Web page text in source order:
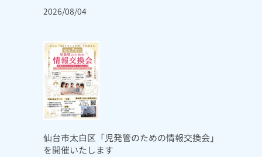
2026/08/04
仙台市太白区「児発管のための情報交換会」
を開催いたします